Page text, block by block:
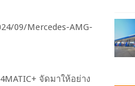
จัดมาให้อย่าง